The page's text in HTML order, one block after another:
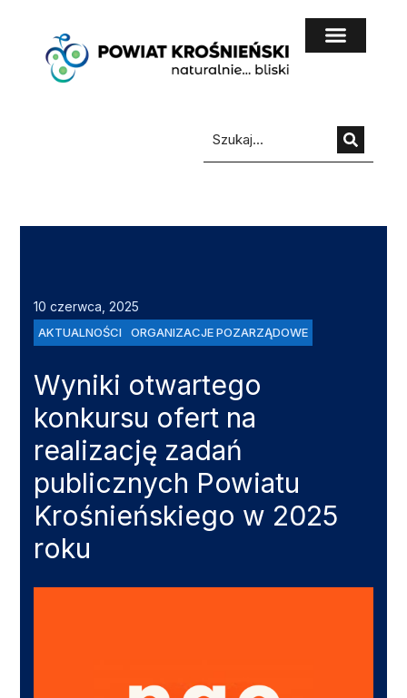
10 czerwca, 2025
AKTUALNOŚCI ORGANIZACJE POZARZĄDOWE
Wyniki otwartego
konkursu ofert na
realizację zadań
publicznych Powiatu
Krośnieńskiego w 2025
roku